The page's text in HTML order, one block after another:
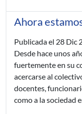
Ahora
Publicada el 28 Dic
Desde hace unos
fuertemente en su
acercarse al
docentes,
como a la sociedad